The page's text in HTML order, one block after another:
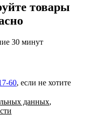
товары
30 минут
60, если не хотите
данных,